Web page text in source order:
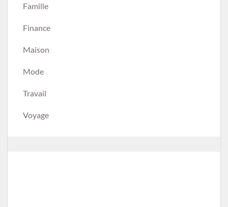
Famille
Finance
Maison
Mode
Travail
Voyage